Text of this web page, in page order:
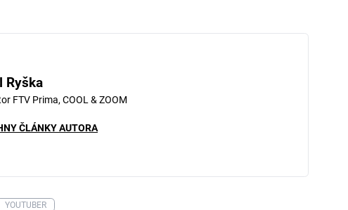
Ryška
FTV Prima, COOL & ZOOM
ČLÁNKY AUTORA
YOUTUBER